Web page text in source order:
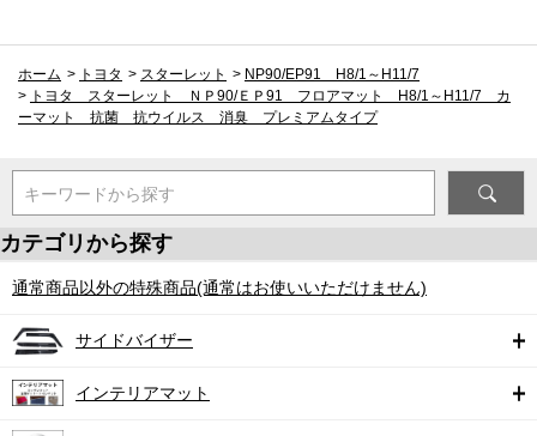
ホーム > トヨタ > スターレット > NP90/EP91 H8/1～H11/7
> トヨタ スターレット ＮＰ90/ＥＰ91 フロアマット H8/1～H11/7 カ
ーマット 抗菌 抗ウイルス 消臭 プレミアムタイプ
キーワードから探す
カテゴリから探す
通常商品以外の特殊商品(通常はお使いいただけません)
サイドバイザー
インテリアマット